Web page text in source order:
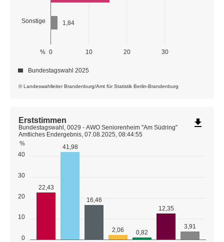
Sonstige
0 10 20 30
%
1,84
© Landeswahlleiter Brandenburg/Amt für Statistik Berlin-Brandenburg
Bundestagswahl 2025
0
10
20
30
40
%
22,43
41,98
16,46
2,06 0,82
12,35
3,91
Erststimmen
Bundestagswahl, 0029 - AWO Seniorenheim "Am Südring"
Amtliches Endergebnis, 07.08.2025, 08:44:55
file_download